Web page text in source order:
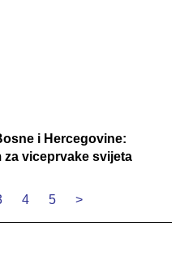
i Hercegovine:
viceprvake svijeta
4 5 >